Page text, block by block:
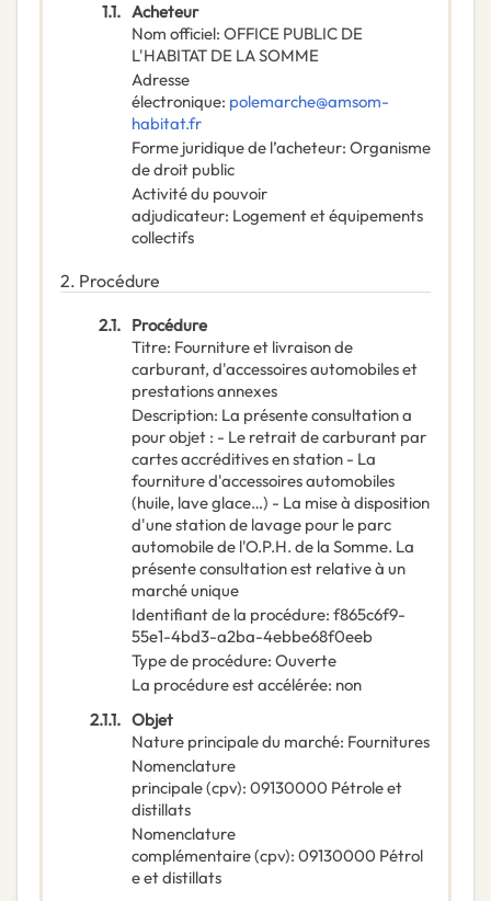
1.1. Acheteur
Nom officiel: OFFICE PUBLIC DE
L'HABITAT DE LA SOMME
Adresse
électronique: polemarche@amsom-
habitat.fr
Forme juridique de l’acheteur: Organisme
de droit public
Activité du pouvoir
adjudicateur: Logement et équipements
collectifs
2. Procédure
2.1. Procédure
Titre: Fourniture et livraison de
carburant, d'accessoires automobiles et
prestations annexes
Description: La présente consultation a
pour objet : - Le retrait de carburant par
cartes accréditives en station - La
fourniture d'accessoires automobiles
(huile, lave glace…) - La mise à disposition
d'une station de lavage pour le parc
automobile de l'O.P.H. de la Somme. La
présente consultation est relative à un
marché unique
Identifiant de la procédure: f865c6f9-
55e1-4bd3-a2ba-4ebbe68f0eeb
Type de procédure: Ouverte
La procédure est accélérée: non
2.1.1. Objet
Nature principale du marché: Fournitures
Nomenclature
principale(cpv): 09130000 Pétrole et
distillats
Nomenclature
complémentaire(cpv): 09130000 Pétrol
e et distillats